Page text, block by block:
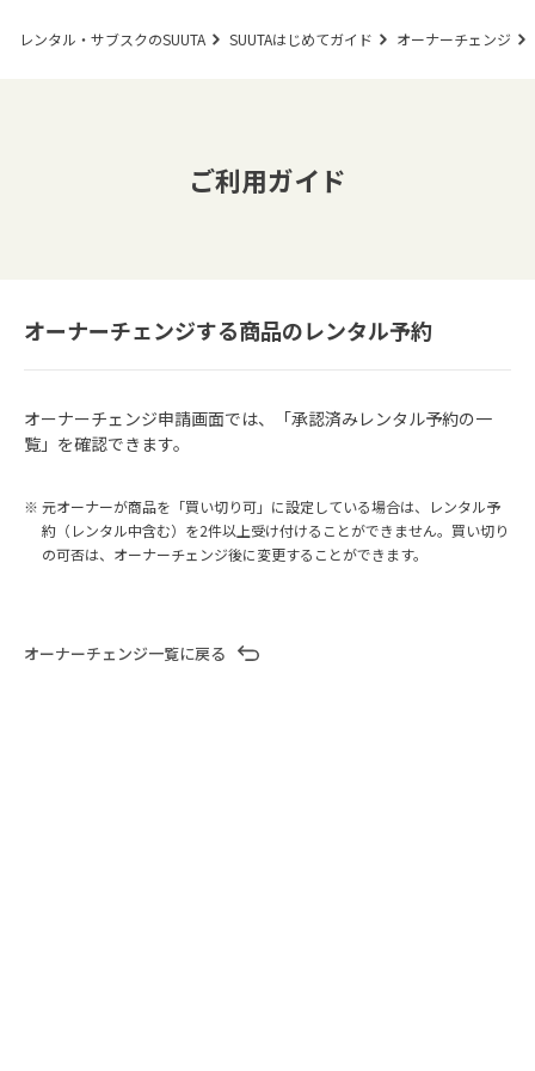
レンタル・サブスクのSUUTA SUUTAはじめてガイド オーナーチェンジ
ご利用ガイド
オーナーチェンジ一覧に戻る
オーナーチェンジする商品のレンタル予約
オーナーチェンジ申請画面では、「承認済みレンタル予約の一
覧」を確認できます。
元オーナーが商品を「買い切り可」に設定している場合は、レンタル予
約（レンタル中含む）を2件以上受け付けることができません。買い切り
の可否は、オーナーチェンジ後に変更することができます。